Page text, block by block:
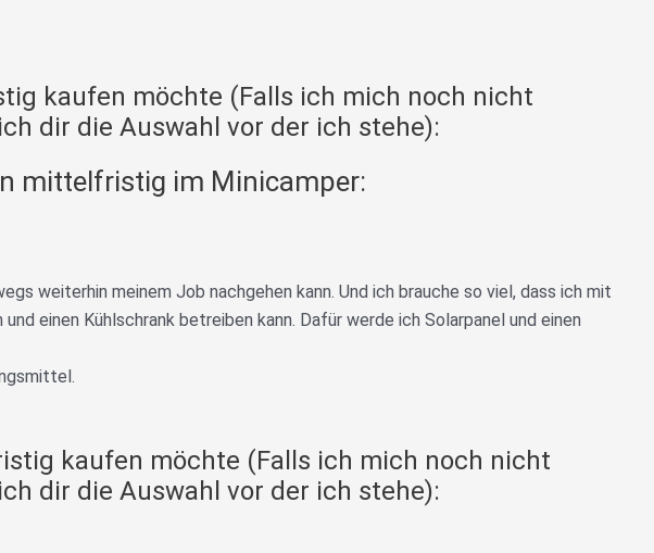
kaufen möchte (Falls ich mich noch nicht
dir die Auswahl vor der ich stehe):
mittelfristig im Minicamper:
weiterhin meinem Job nachgehen kann. Und ich brauche so viel, dass ich mit
einen Kühlschrank betreiben kann. Dafür werde ich Solarpanel und einen
kaufen möchte (Falls ich mich noch nicht
dir die Auswahl vor der ich stehe):